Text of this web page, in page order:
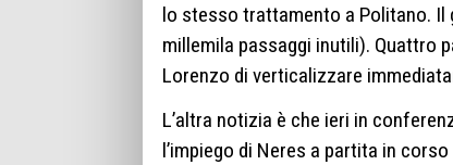
lo stesso trattamento a Politano.
millemila passaggi inutili). Quattro
Lorenzo di verticalizzare
L’altra notizia è che ieri in
l’impiego di Neres a partita in